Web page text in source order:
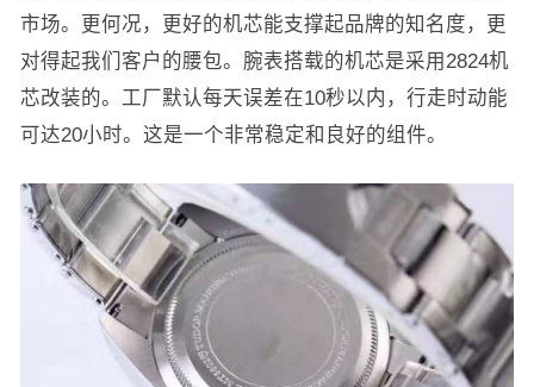
市场。更何况，更好的机芯能支撑起品牌的知名度，更
对得起我们客户的腰包。腕表搭载的机芯是采用2824机
芯改装的。工厂默认每天误差在10秒以内，行走时动能
可达20小时。这是一个非常稳定和良好的组件。